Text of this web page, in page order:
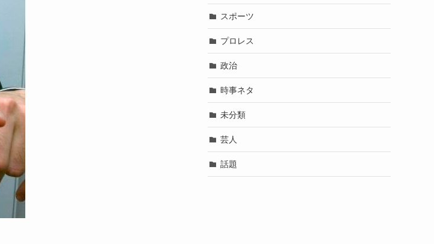
スポーツ
プロレス
政治
時事ネタ
未分類
芸人
話題